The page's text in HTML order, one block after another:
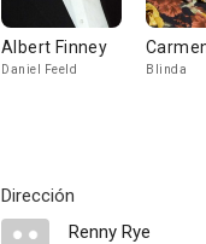
Albert Finney
Daniel Feeld Blinda
Dirección
Renny Rye